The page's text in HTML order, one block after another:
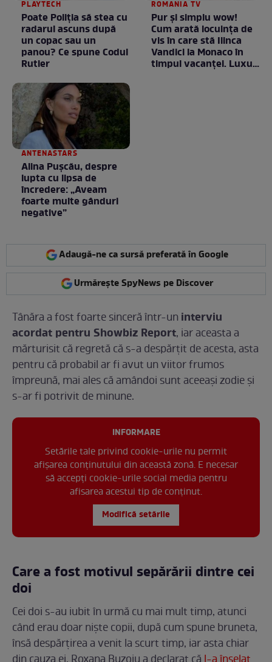
PLAYTECH
Poate Poliția să stea cu
radarul ascuns după
un copac sau un
panou? Ce spune Codul
Rutier
ROMANIA TV
Pur și simplu wow!
Cum arată locuința de
vis în care stă Ilinca
Vandici la Monaco în
timpul vacanței. Luxul
ANTENASTARS
Alina Pușcău, despre
lupta cu lipsa de
încredere: „Aveam
foarte multe gânduri
negative”
Adaugă-ne ca sursă preferată în Google
Urmărește SpyNews pe Discover
Tânăra a fost foarte sinceră într-un interviu
acordat pentru Showbiz Report, iar aceasta a
mărturisit că regretă că s-a despărțit de acesta, asta
pentru că probabil ar fi avut un viitor frumos
împreună, mai ales că amândoi sunt aceeași zodie și
s-ar fi potrivit de minune.
INFORMARE
Setările tale privind cookie-urile nu permit
afișarea conținutului din această zonă. E necesar
să accepți cookie-urile social media pentru
afisarea acestui tip de conținut.
Modifică setările
Care a fost motivul sepărării dintre cei
doi
Cei doi s-au iubit în urmă cu mai mult timp, atunci
când erau doar niște copii, după cum spune bruneta,
însă despărțirea a venit la scurt timp, iar asta chiar